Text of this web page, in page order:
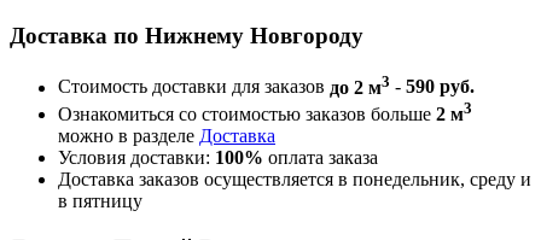
Доставка по Нижнему Новгороду
Стоимость доставки для заказов до 2 м3 - 590 руб.
Ознакомиться со стоимостью заказов больше 2 м3
можно в разделе Доставка
Условия доставки: 100% оплата заказа
Доставка заказов осуществляется в понедельник, среду и
в пятницу